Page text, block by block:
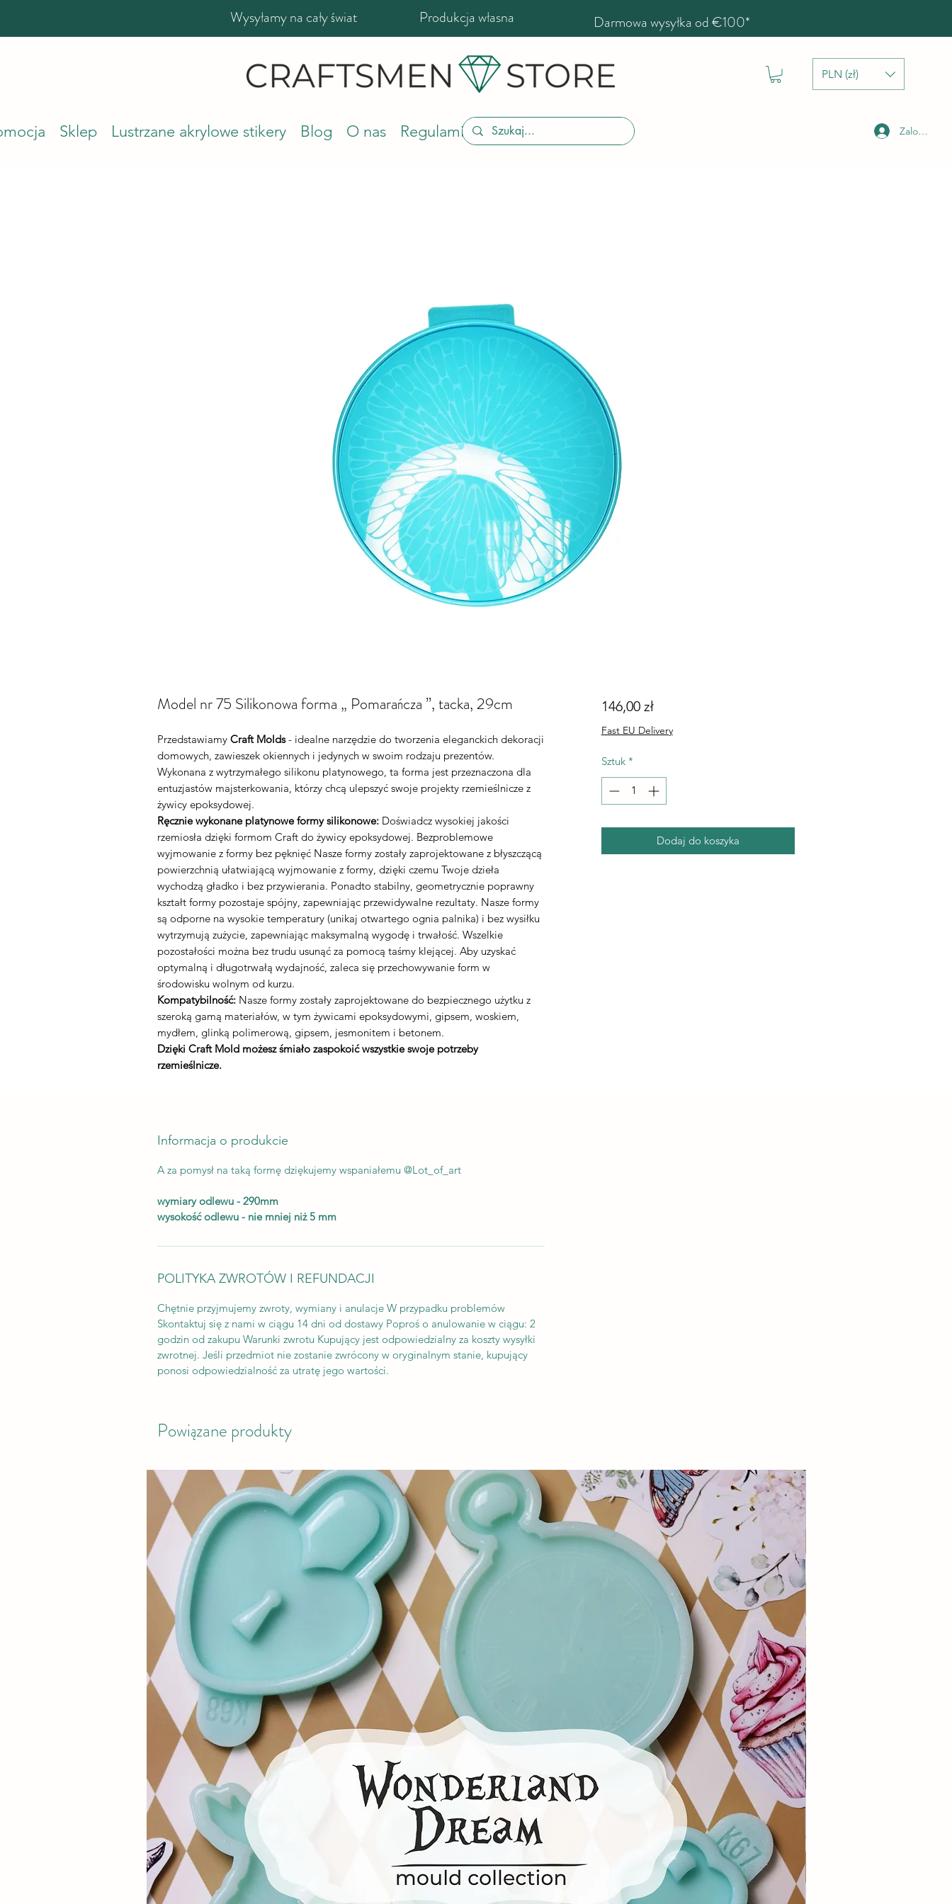
Wysyłamy na cały świat Produkcja własna Darmowa wysyłka od €100*
PLN (zł)
Sklep Lustrzane akrylowe stikery Blog O nas Regulamin sklepu Zaloguj się
Model nr 75 Silikonowa forma „ Pomarańcza ”, tacka, 29cm
Przedstawiamy Craft Molds- idealne narzędzie do tworzenia eleganckich dekoracji
domowych, zawieszek okiennych i jedynych w swoim rodzaju prezentów.
Wykonana z wytrzymałego silikonu platynowego, ta forma jest przeznaczona dla
entuzjastów majsterkowania, którzy chcą ulepszyć swoje projekty rzemieślnicze z
żywicy epoksydowej.
Ręcznie wykonane platynowe formy silikonowe: Doświadcz wysokiej jakości
rzemiosła dzięki formom Craft do żywicy epoksydowej. Bezproblemowe
wyjmowanie z formy bez pęknięć Nasze formy zostały zaprojektowane z błyszczącą
powierzchnią ułatwiającą wyjmowanie z formy, dzięki czemu Twoje dzieła
wychodzą gładko i bez przywierania. Ponadto stabilny, geometrycznie poprawny
kształt formy pozostaje spójny, zapewniając przewidywalne rezultaty. Nasze formy
są odporne na wysokie temperatury (unikaj otwartego ognia palnika) i bez wysiłku
wytrzymują zużycie, zapewniając maksymalną wygodę i trwałość. Wszelkie
pozostałości można bez trudu usunąć za pomocą taśmy klejącej. Aby uzyskać
optymalną i długotrwałą wydajność, zaleca się przechowywanie form w
środowisku wolnym od kurzu.
Kompatybilność: Nasze formy zostały zaprojektowane do bezpiecznego użytku z
szeroką gamą materiałów, w tym żywicami epoksydowymi, gipsem, woskiem,
mydłem, glinką polimerową, gipsem, jesmonitem i betonem.
Dzięki Craft Mold możesz śmiało zaspokoić wszystkie swoje potrzeby
rzemieślnicze.
Informacja o produkcie
A za pomysł na taką formę dziękujemy wspaniałemu @Lot_of_art
wymiary odlewu - 290mm
wysokość odlewu - nie mniej niż 5 mm
POLITYKA ZWROTÓW I REFUNDACJI
Chętnie przyjmujemy zwroty, wymiany i anulacje W przypadku problemów
Skontaktuj się z nami w ciągu 14 dni od dostawy Poproś o anulowanie w ciągu: 2
godzin od zakupu Warunki zwrotu Kupujący jest odpowiedzialny za koszty wysyłki
zwrotnej. Jeśli przedmiot nie zostanie zwrócony w oryginalnym stanie, kupujący
ponosi odpowiedzialność za utratę jego wartości.
146,00 złCena
Fast EU Delivery
Sztuk *
Dodaj do koszyka
Powiązane produkty